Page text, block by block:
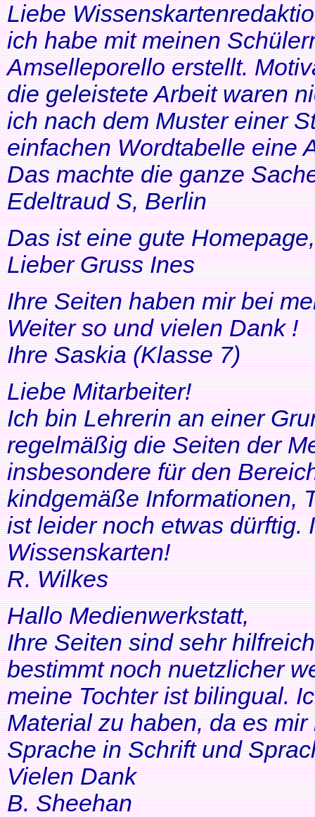
Liebe
ich habe mit meinen
Amselleporello erstellt.
die geleistete Arbeit waren
ich nach dem Muster einer
einfachen Wordtabelle eine
Das machte die ganze
Edeltraud S, Berlin
Das ist eine gute
Lieber Gruss Ines
Ihre Seiten haben mir bei
Weiter so und vielen Dank !
Ihre Saskia (Klasse 7)
Liebe Mitarbeiter!
Ich bin Lehrerin an einer
regelmäßig die Seiten der
insbesondere für den
kindgemäße Informationen,
ist leider noch etwas dürftig.
Wissenskarten!
R. Wilkes
Hallo Medienwerkstatt,
Ihre Seiten sind sehr
bestimmt noch nuetzlicher
meine Tochter ist bilingual.
Material zu haben, da es
Sprache in Schrift und
Vielen Dank
B. Sheehan